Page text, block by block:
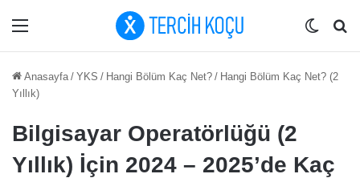
Menü Dış
Anasayfa / YKS / Hangi Bölüm Kaç Net? / Hangi Bölüm Kaç Net? (2
Yıllık)
Bilgisayar Operatörlüğü (2
Yıllık) İçin 2024 – 2025’de Kaç